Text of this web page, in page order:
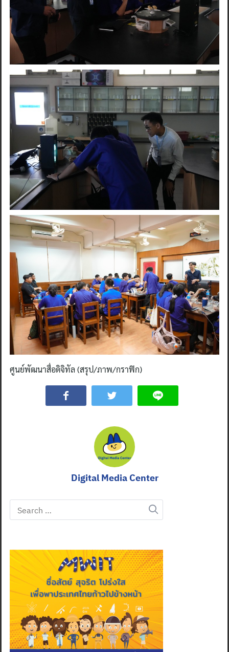
ศูนย์พัฒนาสื่อดิจิทัล (สรุป/ภาพ/กราฟิก)
Digital Media Center
Search
for: